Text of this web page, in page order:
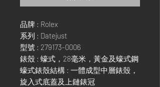
品牌 : Rolex
系列 : Datejust
型號 : 279173-0006
錶殼 : 蠔式，28毫米，黃金及蠔式鋼
蠔式錶殼結構 : 一體成型中層錶殼，
旋入式底蓋及上鏈錶冠